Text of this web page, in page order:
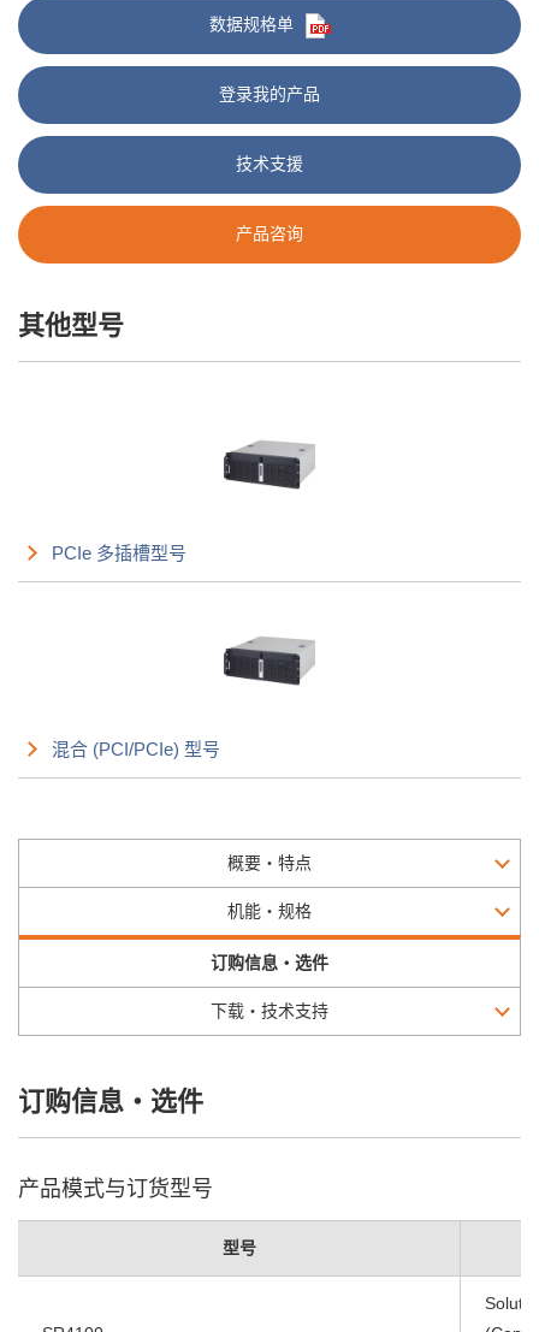
数据规格单
登录我的产品
技术支援
产品咨询
其他型号
PCIe 多插槽型号
混合 (PCI/PCIe) 型号
概要・特点
机能・规格
订购信息・选件
下载・技术支持
订购信息・选件
产品模式与订货型号
型号